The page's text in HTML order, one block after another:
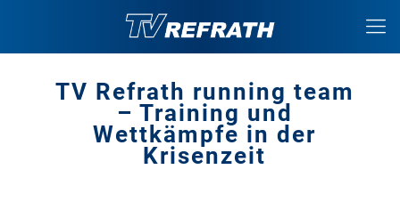
TV Refrath running team
– Training und
Wettkämpfe in der
Krisenzeit